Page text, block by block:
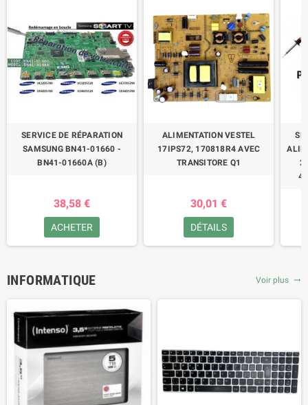
SERVICE DE RÉPARATION
SAMSUNG BN41-01660 -
BN41-01660A (B)
38,58 €
ACHETER
ALIMENTATION VESTEL
17IPS72, 170818R4 AVEC
TRANSITORE Q1
30,01 €
DÉTAILS
INFORMATIQUE Voir plus trending_flat